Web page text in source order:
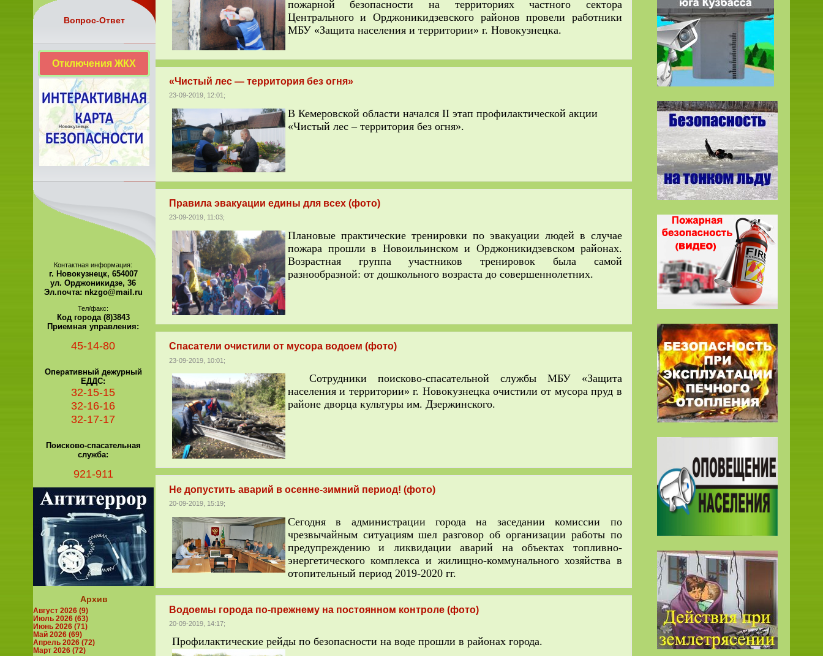
пожарной безопасности на территориях частного сектора
Центрального и Орджоникидзевского районов провели работники
МБУ «Защита населения и территории» г. Новокузнецка.
«Чистый лес — территория без огня»
23-09-2019, 12:01;
В Кемеровской области начался II этап профилактической акции
«Чистый лес – территория без огня».
Правила эвакуации едины для всех (фото)
23-09-2019, 11:03;
Плановые практические тренировки по эвакуации людей в случае
пожара прошли в Новоильинском и Орджоникидзевском районах.
Возрастная группа участников тренировок была самой
разнообразной: от дошкольного возраста до совершеннолетних.
Спасатели очистили от мусора водоем (фото)
23-09-2019, 10:01;
Сотрудники поисково-спасательной службы МБУ «Защита
населения и территории» г. Новокузнецка очистили от мусора пруд в
районе дворца культуры им. Дзержинского.
Не допустить аварий в осенне-зимний период! (фото)
20-09-2019, 15:19;
Сегодня в администрации города на заседании комиссии по
чрезвычайным ситуациям шел разговор об организации работы по
предупреждению и ликвидации аварий на объектах топливно-
энергетического комплекса и жилищно-коммунального хозяйства в
отопительный период 2019-2020 гг.
Водоемы города по-прежнему на постоянном контроле (фото)
20-09-2019, 14:17;
Профилактические рейды по безопасности на воде прошли в районах города.
Вопрос-Ответ
Отключения ЖКХ
Контактная информация:
г. Новокузнецк, 654007
ул. Орджоникидзе, 36
Эл.почта: nkzgo@mail.ru
Тел/факс:
Код города (8)3843
Приемная управления:
45-14-80
Оперативный дежурный
ЕДДС:
32-15-15
32-16-16
32-17-17
Поисково-спасательная
служба:
921-911
Архив
Август 2026 (9)
Июль 2026 (63)
Июнь 2026 (71)
Май 2026 (69)
Апрель 2026 (72)
Март 2026 (72)